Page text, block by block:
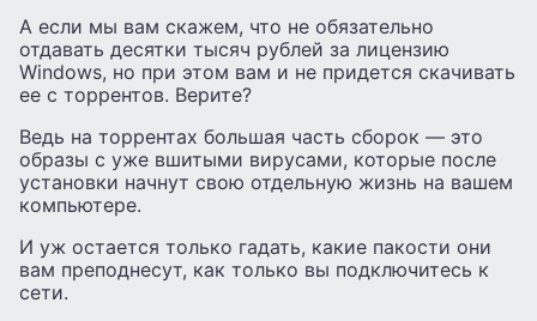
А если мы вам скажем, что не обязательно
отдавать десятки тысяч рублей за лицензию
Windows, но при этом вам и не придется скачивать
ее с торрентов. Верите?
Ведь на торрентах большая часть сборок — это
образы с уже вшитыми вирусами, которые после
установки начнут свою отдельную жизнь на вашем
компьютере.
И уж остается только гадать, какие пакости они
вам преподнесут, как только вы подключитесь к
сети.